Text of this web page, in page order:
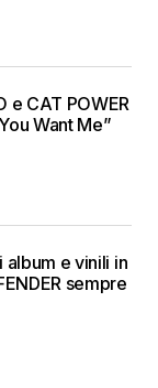
e CAT POWER
Want Me”
album e vinili in
sempre